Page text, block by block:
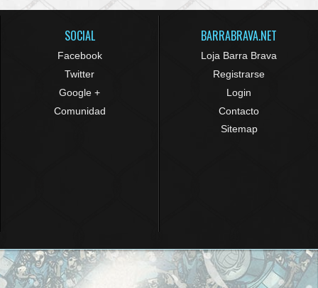
SOCIAL
Facebook
Twitter
Google +
Comunidad
BARRABRAVA.NET
Loja Barra Brava
Registrarse
Login
Contacto
Sitemap